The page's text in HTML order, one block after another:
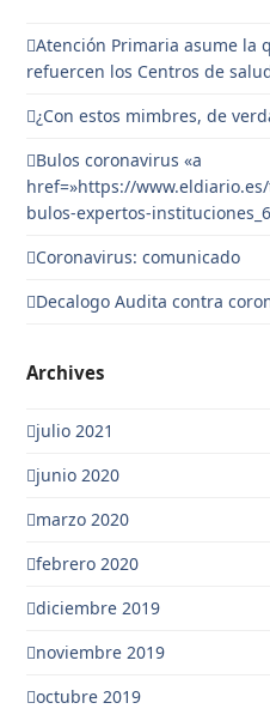
Atención Primaria asume la
refuercen los Centros de
¿Con estos mimbres, de
Bulos coronavirus «a
href=»https://
bulos-expertos-
Coronavirus: comunicado
Decalogo Audita contra
Archives
julio 2021
junio 2020
marzo 2020
febrero 2020
diciembre 2019
noviembre 2019
octubre 2019